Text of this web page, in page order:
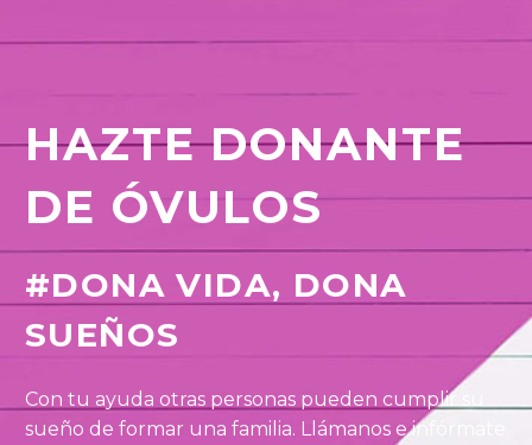
HAZTE DONANTE
DE ÓVULOS
#DONA VIDA, DONA
SUEÑOS
Con tu ayuda otras personas pueden cumplir su
sueño de formar una familia. Llámanos e infórmate